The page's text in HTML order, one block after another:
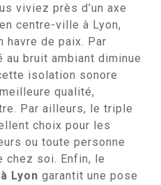
viviez près d’un axe
centre-ville à Lyon,
havre de paix. Par
bruit ambiant diminue
isolation sonore
qualité,
Par ailleurs, le triple
choix pour les
ou toute personne
chez soi. Enfin, le
Lyon garantit une pose